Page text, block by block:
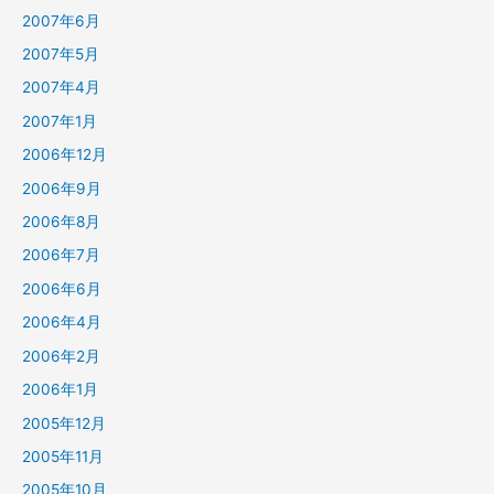
2007年6月
2007年5月
2007年4月
2007年1月
2006年12月
2006年9月
2006年8月
2006年7月
2006年6月
2006年4月
2006年2月
2006年1月
2005年12月
2005年11月
2005年10月